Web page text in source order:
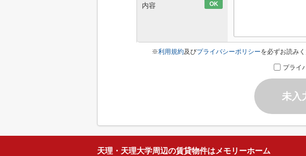
内容 OK
※利用規約及びプライバシーポリシーを必ずお読み
プライ
未入
天理・天理大学周辺の賃貸物件はメモリーホーム